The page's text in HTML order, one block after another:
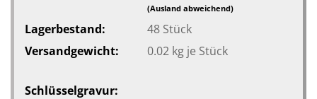
(Ausland abweichend)
Lagerbestand: 48 Stück
Versandgewicht:
0.02kg je Stück
Schlüsselgravur: